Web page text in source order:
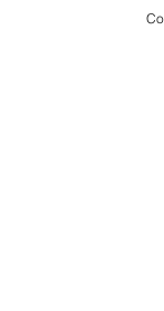
"Pourquoi a-t'on tous
a videoconf. by Dr. Guy